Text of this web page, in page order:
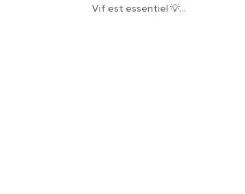
Vif est essentiel 💡...